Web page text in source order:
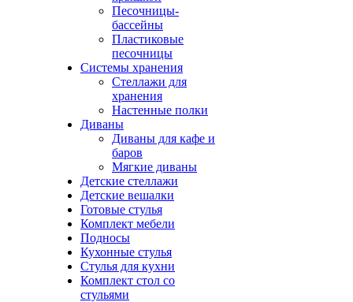
Песочницы-
бассейны
Пластиковые
песочницы
Системы хранения
Стеллажи для
хранения
Настенные полки
Диваны
Диваны для кафе и
баров
Мягкие диваны
Детские стеллажи
Детские вешалки
Готовые стулья
Комплект мебели
Подносы
Кухонные стулья
Стулья для кухни
Комплект стол со
стульями